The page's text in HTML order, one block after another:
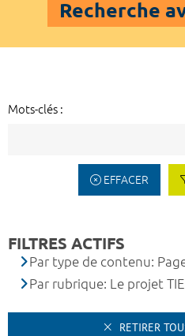
Recherche
Mots-clés :
EFFACER
FILTRES ACTIFS
Par type de contenu:
Par rubrique: Le projet TIE
RETIRER